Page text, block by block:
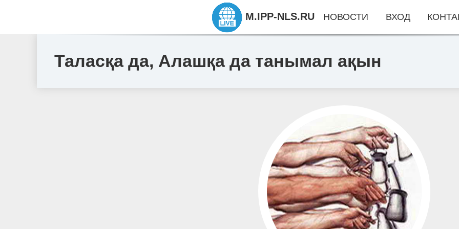
Таласқа да, Алашқа да танымал ақын
M.IPP-NLS.RU НОВОСТИ ВХОД